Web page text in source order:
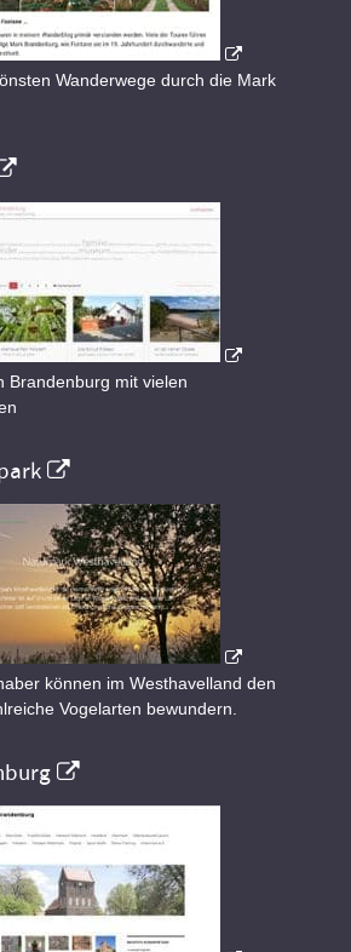
Wanderwege durch die Mark
Brandenburg mit vielen
können im Westhavelland den
Vogelarten bewundern.